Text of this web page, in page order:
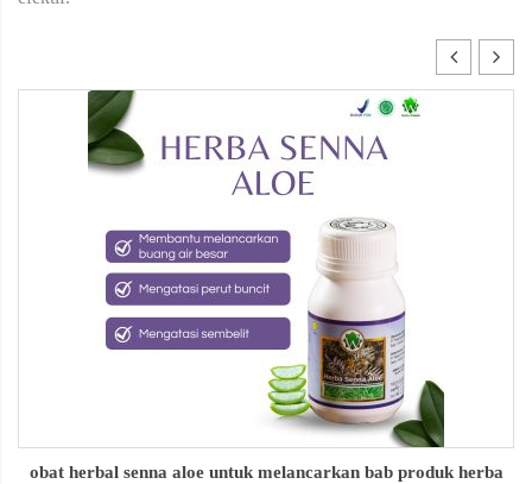
obat herbal senna aloe untuk melancarkan bab produk herba